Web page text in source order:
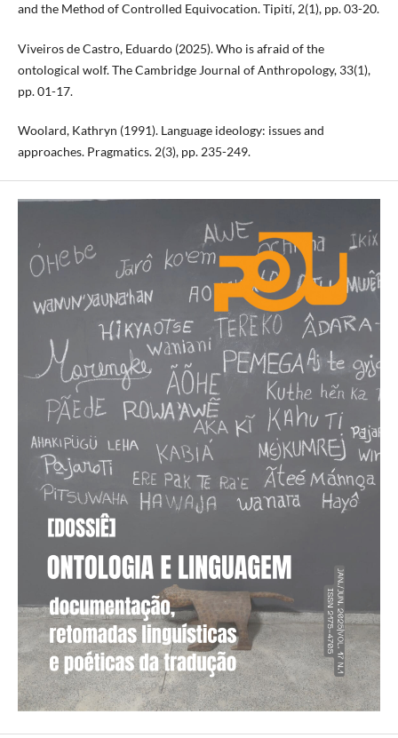
and the Method of Controlled Equivocation. Tipití, 2(1), pp. 03-20.
Viveiros de Castro, Eduardo (2025). Who is afraid of the
ontological wolf. The Cambridge Journal of Anthropology, 33(1),
pp. 01-17.
Woolard, Kathryn (1991). Language ideology: issues and
approaches. Pragmatics. 2(3), pp. 235-249.